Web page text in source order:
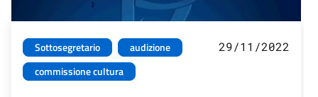
Sottosegretario
audizione
commissione cultura
29/11/2022